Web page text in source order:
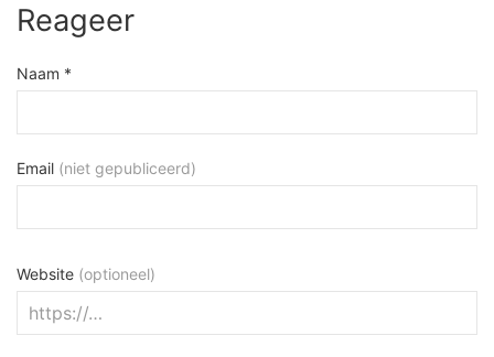
Reageer
Naam *
Email (niet gepubliceerd)
Website (optioneel)